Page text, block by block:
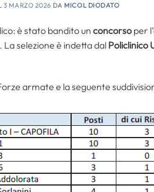
3 MARZO 2026 DA MICOL DIODATO
è stato bandito unconcorso per
. La selezione è indetta dal Policlinico
armate e la seguente